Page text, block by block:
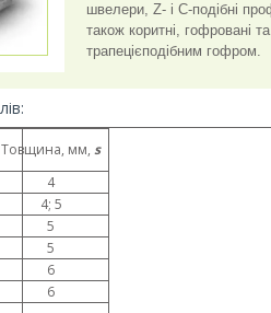
швелери, Z- і С-подібні
також коритні, гофровані
трапецієподібним гофром.
Товщина, мм, s
4
4; 5
5
5
6
6